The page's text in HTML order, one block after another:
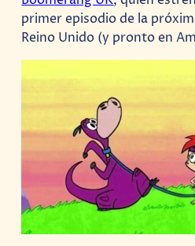
primer episodio de la
Reino Unido (y pronto en